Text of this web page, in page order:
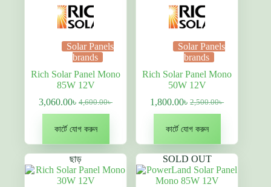
Solar Panels
brands
Rich Solar Panel Mono
85W 12V
4,600.00৳
Original
was:
3,060.00৳বর্তমান
3,060.00৳ .
কার্টে যোগ করুন
Solar Panels
brands
Rich Solar Panel Mono
50W 12V
2,500.00৳
Original
was:
1,800.00৳বর্তমান
1,800.00৳ .
কার্টে যোগ করুন
ছাড় SOLD OUT